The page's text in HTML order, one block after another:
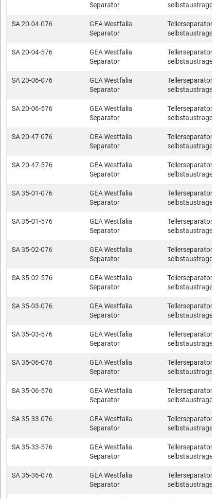
Separator
SA 20-04-076
GEA Westfalia
Separator
SA 20-04-576
GEA Westfalia
Separator
SA 20-06-076
GEA Westfalia
Separator
SA 20-06-576
GEA Westfalia
Separator
SA 20-47-076
GEA Westfalia
Separator
SA 20-47-576
GEA Westfalia
Separator
SA 35-01-076
GEA Westfalia
Separator
SA 35-01-576
GEA Westfalia
Separator
SA 35-02-076
GEA Westfalia
Separator
SA 35-02-576
GEA Westfalia
Separator
SA 35-03-076
GEA Westfalia
Separator
SA 35-03-576
GEA Westfalia
Separator
SA 35-06-076
GEA Westfalia
Separator
SA 35-06-576
GEA Westfalia
Separator
SA 35-33-076
GEA Westfalia
Separator
SA 35-33-576
GEA Westfalia
Separator
SA 35-36-076
GEA Westfalia
Separator